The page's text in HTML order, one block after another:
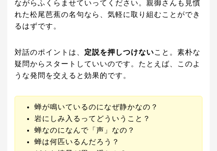
ながらふくらませていってください。親御さんも見慣
れた松尾芭蕉の名句なら、気軽に取り組むことができ
るはずです。
対話のポイントは、 定説を押しつけないこと。素朴な
疑問からスタートしていいのです。たとえば、このよ
うな発問を交えると効果的です。
蝉が鳴いているのになぜ静かなの？
岩にしみ入るってどういうこと？
蝉なのになんで「声」なの？
蝉は何匹いるんだろう？